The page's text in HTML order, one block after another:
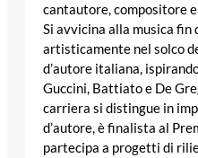
cantautore, compositore
Si avvicina alla musica fin
artisticamente nel solco
d’autore italiana,
Guccini, Battiato e De
carriera si distingue in
d’autore, è finalista al
partecipa a progetti di